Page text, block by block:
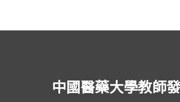
中國醫藥大學教師